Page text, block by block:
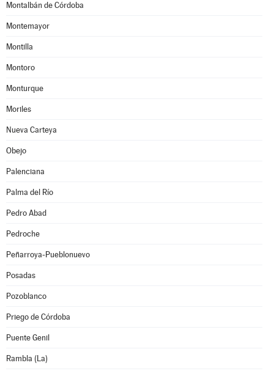
Montalbán de Córdoba
Montemayor
Montilla
Montoro
Monturque
Moriles
Nueva Carteya
Obejo
Palenciana
Palma del Río
Pedro Abad
Pedroche
Peñarroya-Pueblonuevo
Posadas
Pozoblanco
Priego de Córdoba
Puente Genil
Rambla (La)